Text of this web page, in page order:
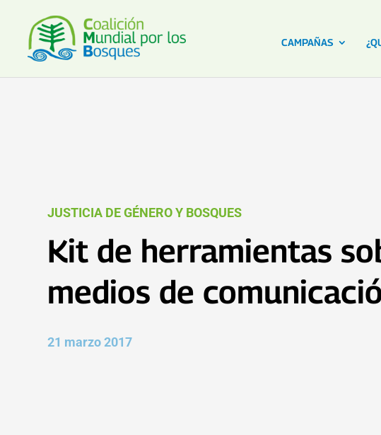
CAMPAÑAS
JUSTICIA DE GÉNERO Y BOSQUES
Kit de herramientas
medios de
21 marzo 2017